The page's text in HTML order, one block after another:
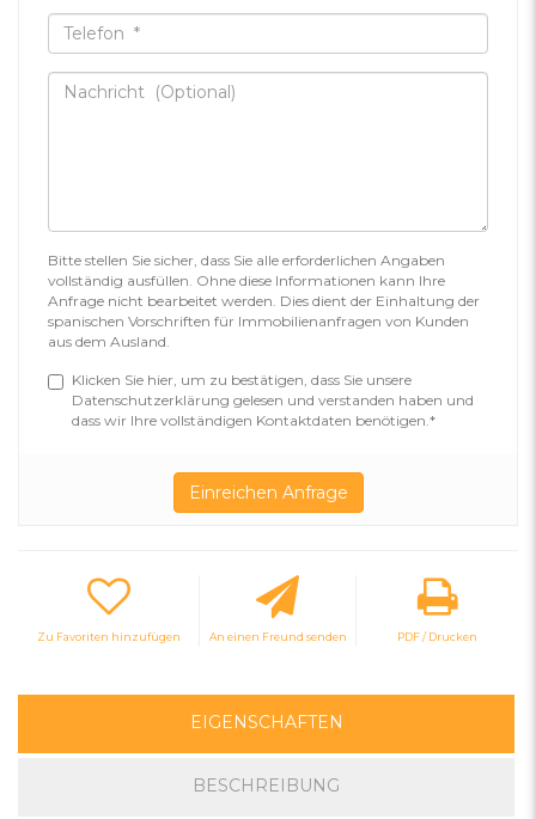
Bitte stellen Sie sicher, dass Sie alle erforderlichen Angaben
vollständig ausfüllen. Ohne diese Informationen kann Ihre
Anfrage nicht bearbeitet werden. Dies dient der Einhaltung der
spanischen Vorschriften für Immobilienanfragen von Kunden
aus dem Ausland.
Klicken Sie hier, um zu bestätigen, dass Sie unsere
Datenschutzerklärung gelesen und verstanden haben und
dass wir Ihre vollständigen Kontaktdaten benötigen.*
Zu Favoriten hinzufügen An einen Freund senden PDF / Drucken
EIGENSCHAFTEN
BESCHREIBUNG